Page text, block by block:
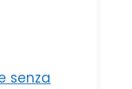
senza